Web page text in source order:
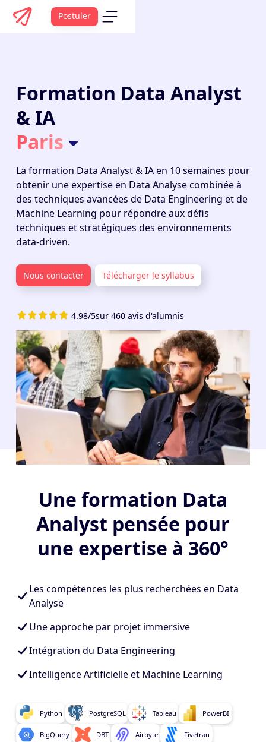
Postuler
Formation Data Analyst
& IA
Paris
La formation Data Analyst& IA en 10 semaines pour
obtenir une expertise en Data Analyse combinée à
des techniques avancées de Data Engineering et de
Machine Learning pour répondre aux défis
techniques et stratégiques des environnements
data-driven.
Nous contacter Télécharger le syllabus
4.98/5sur 460 avis d'alumnis
Une formation Data
Analyst pensée pour
une expertise à 360°
Les compétences les plus recherchées en Data
Analyse
Une approche par projet immersive
Intégration du Data Engineering
Intelligence Artificielle et Machine Learning
Python PostgreSQL Tableau PowerBI
BigQuery DBT Airbyte Fivetran